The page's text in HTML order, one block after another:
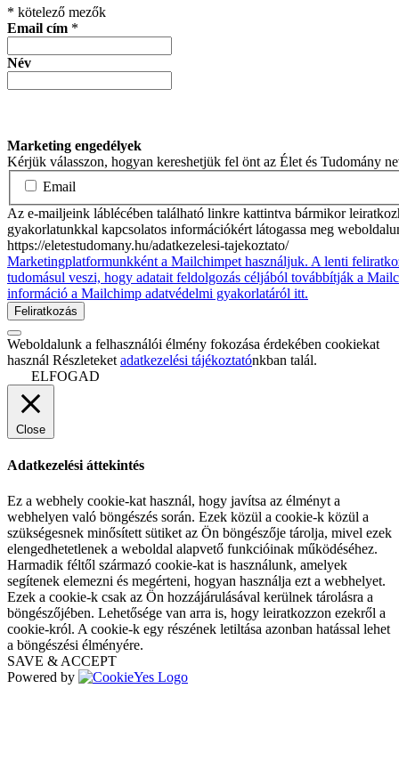
* kötelező mezők
Email cím *
Név
Marketing engedélyek
Kérjük válasszon, hogyan kereshetjük fel önt az Élet és Tudomány
Email
Az e-mailjeink láblécében található linkre kattintva bármikor
gyakorlatunkkal kapcsolatos információkért látogassa meg
https://eletestudomany.hu/adatkezelesi-tajekoztato/
Marketingplatformunkként a Mailchimpet használjuk. A lenti
tudomásul veszi, hogy adatait feldolgozás céljából továbbítják a
információ a Mailchimp adatvédelmi gyakorlatáról itt.
Weboldalunk a felhasználói élmény fokozása érdekében cookiekat
használ Részleteket adatkezelési tájékoztatónkban talál.
ELFOGAD
Close
Adatkezelési áttekintés
Ez a webhely cookie-kat használ, hogy javítsa az élményt a
webhelyen való böngészés során. Ezek közül a cookie-k közül a
szükségesnek minősített sütiket az Ön böngészője tárolja, mivel ezek
elengedhetetlenek a weboldal alapvető funkcióinak működéséhez.
Harmadik féltől származó cookie-kat is használunk, amelyek
segítenek elemezni és megérteni, hogyan használja ezt a webhelyet.
Ezek a cookie-k csak az Ön hozzájárulásával kerülnek tárolásra a
böngészőjében. Lehetősége van arra is, hogy leiratkozzon ezekről a
cookie-król. A cookie-k egy részének letiltása azonban hatással lehet
a böngészési élményére.
SAVE & ACCEPT
Powered by